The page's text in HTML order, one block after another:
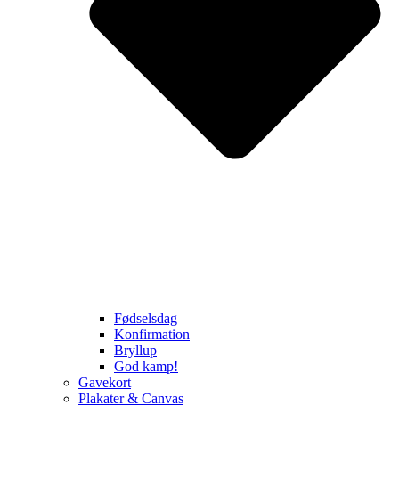
Fødselsdag
Konfirmation
Bryllup
God kamp!
Gavekort
Plakater & Canvas